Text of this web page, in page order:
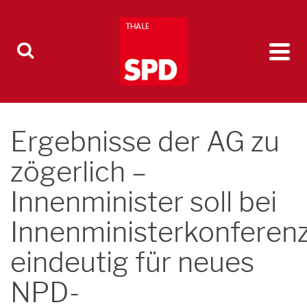
Ergebnisse der AG zu
zögerlich –
Innenminister soll bei
eindeutig für neues
NPD-